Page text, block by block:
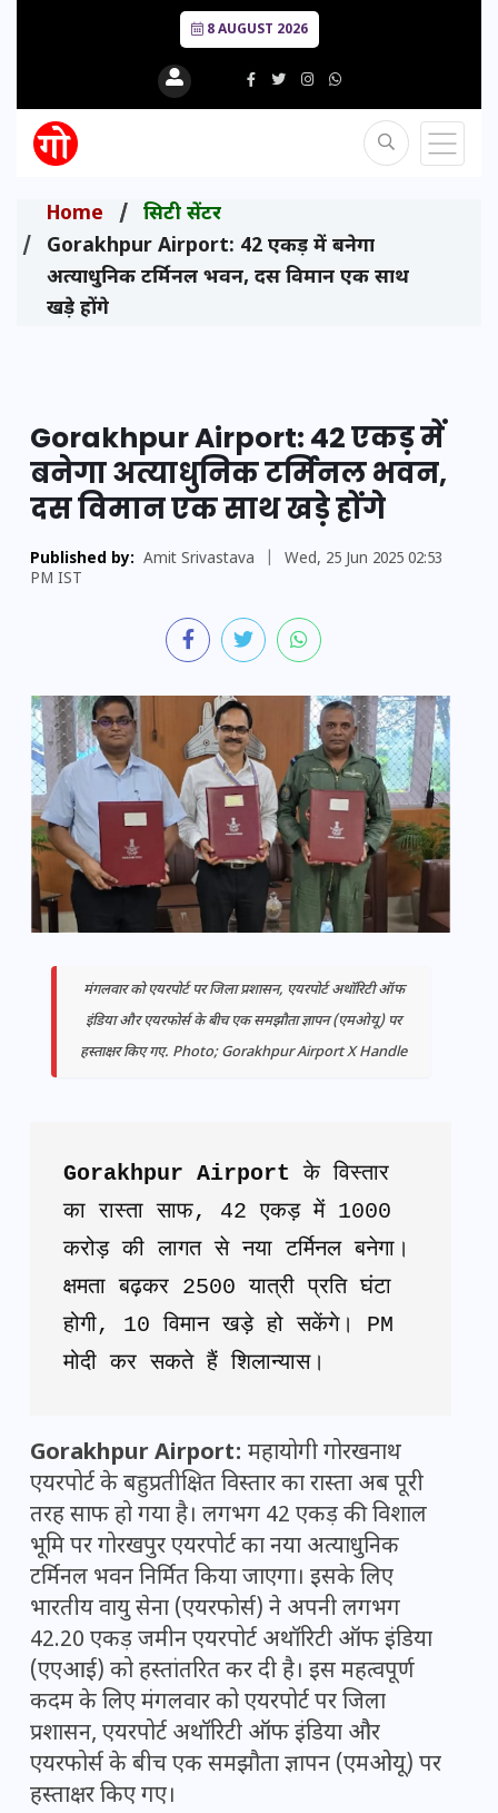
8 AUGUST 2026
Home
सिटी सेंटर
Gorakhpur Airport: 42 एकड़ में बनेगा
अत्याधुनिक टर्मिनल भवन, दस विमान एक साथ
खड़े होंगे
Gorakhpur Airport: 42 एकड़ में
बनेगा अत्याधुनिक टर्मिनल भवन,
दस विमान एक साथ खड़े होंगे
Published by: Amit Srivastava
Wed, 25 Jun 2025 02:53
PM IST
मंगलवार को एयरपोर्ट पर जिला प्रशासन, एयरपोर्ट अथॉरिटी ऑफ
इंडिया और एयरफोर्स के बीच एक समझौता ज्ञापन (एमओयू) पर
हस्ताक्षर किए गए. Photo; Gorakhpur Airport X Handle
Gorakhpur Airport के विस्तार
का रास्ता साफ, 42 एकड़ में 1000
करोड़ की लागत से नया टर्मिनल बनेगा।
क्षमता बढ़कर 2500 यात्री प्रति घंटा
होगी, 10 विमान खड़े हो सकेंगे। PM
मोदी कर सकते हैं शिलान्यास।
Gorakhpur Airport: महायोगी गोरखनाथ
एयरपोर्ट के बहुप्रतीक्षित विस्तार का रास्ता अब पूरी
तरह साफ हो गया है। लगभग 42 एकड़ की विशाल
भूमि पर गोरखपुर एयरपोर्ट का नया अत्याधुनिक
टर्मिनल भवन निर्मित किया जाएगा। इसके लिए
भारतीय वायु सेना (एयरफोर्स) ने अपनी लगभग
42.20 एकड़ जमीन एयरपोर्ट अथॉरिटी ऑफ इंडिया
(एएआई) को हस्तांतरित कर दी है। इस महत्वपूर्ण
कदम के लिए मंगलवार को एयरपोर्ट पर जिला
प्रशासन, एयरपोर्ट अथॉरिटी ऑफ इंडिया और
एयरफोर्स के बीच एक समझौता ज्ञापन (एमओयू) पर
हस्ताक्षर किए गए।